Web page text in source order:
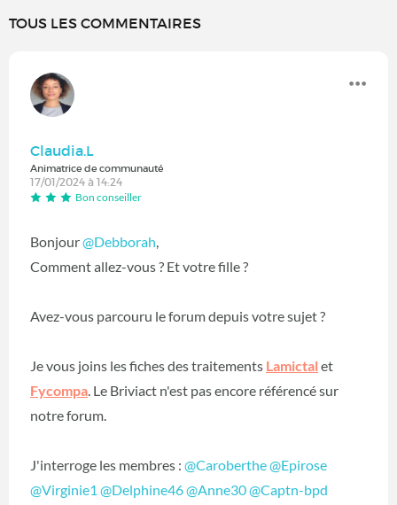
TOUS LES COMMENTAIRES
Claudia.L
Animatrice de communauté
17/01/2024 à 14:24
Bon conseiller
Bonjour@Debborah,
Comment allez-vous ? Et votre fille ?
Avez-vous parcouru le forum depuis votre sujet ?
Je vous joins les fiches des traitements Lamictal et
Fycompa. Le Briviact n'est pas encore référencé sur
notre forum.
J'interroge les membres : @Caroberthe@Epirose
@Virginie1 @Delphine46@Anne30@Captn-bpd